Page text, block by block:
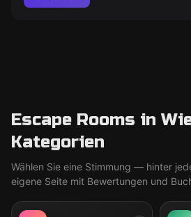
Escape Rooms in
Kategorien
Wählen Sie eine Stimmung — hinter
eigene Seite mit Bewertungen und